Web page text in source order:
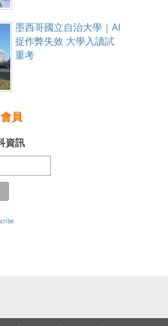
墨西哥國立自治大學｜AI
捉作弊失效 大學入讀試
重考
會員
資訊